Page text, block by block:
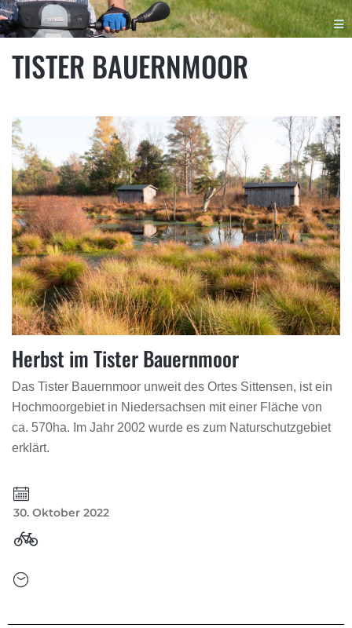
TISTER BAUERNMOOR
Herbst im Tister Bauernmoor
Das Tister Bauernmoor unweit des Ortes Sittensen, ist ein
Hochmoorgebiet in Niedersachsen mit einer Fläche von
ca. 570ha. Im Jahr 2002 wurde es zum Naturschutzgebiet
erklärt.
30. Oktober 2022